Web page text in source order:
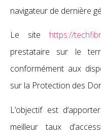
navigateur de dernière
Le site https://
prestataire sur le
conformément aux
sur la Protection des
L’objectif est
meilleur taux